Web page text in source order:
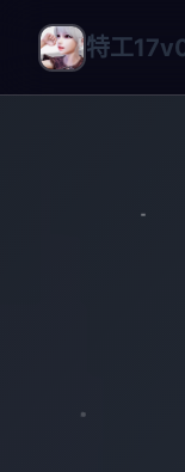
特工